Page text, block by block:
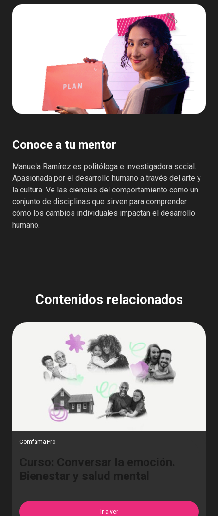
Conoce a tu mentor
Manuela Ramírez es politóloga e investigadora social.
Apasionada por el desarrollo humano a través del arte y
la cultura. Ve las ciencias del comportamiento como un
conjunto de disciplinas que sirven para comprender
cómo los cambios individuales impactan el desarrollo
humano.
Contenidos relacionados
ComfamaPro
Curso: Conversar la emoción.
Bienestar y salud mental
Ir a ver